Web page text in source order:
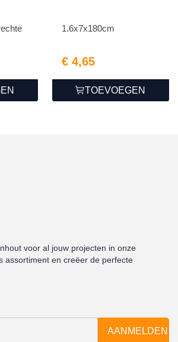
1.6x7x180cm
€ 4,65
TOEVOEGEN
voor al jouw projecten in onze
assortiment en creëer de perfecte
AANMELDEN